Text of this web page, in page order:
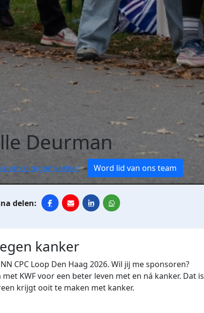
Deurman
en co tegen kanker Word lid van ons team
kanker
CPC Loop Den Haag 2026. Wil jij me sponsoren?
KWF voor een beter leven met en ná kanker. Dat is
krijgt ooit te maken met kanker.